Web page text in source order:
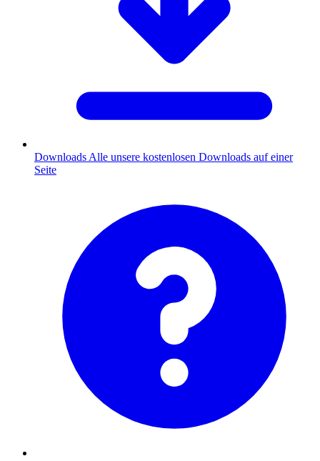
Downloads Alle unsere kostenlosen Downloads auf einer
Seite